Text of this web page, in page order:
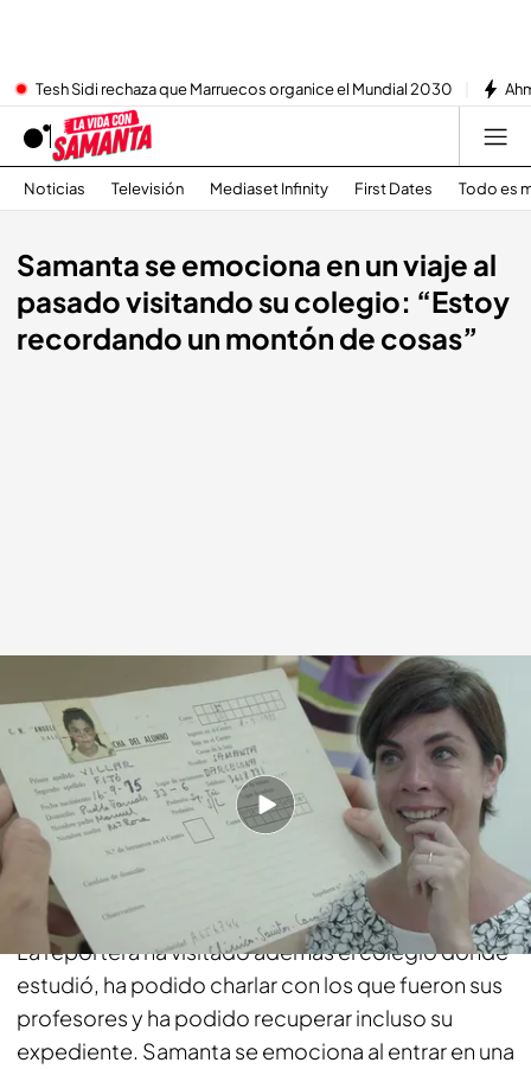
Tesh Sidi rechaza que Marruecos organice el Mundial 2030
Noticias Televisión Mediaset Infinity First Dates Todo es
Samanta se emociona en un viaje al
pasado visitando su colegio: “Estoy
recordando un montón de cosas”
cuatro.com
28 ENE 2019 - 23:22h.
Compartir
En una vuelta al pasado, Samanta Villar ha
regresado al barrio que la vio crecer en Valencia.
La reportera ha visitado además el colegio donde
estudió, ha podido charlar con los que fueron sus
profesores y ha podido recuperar incluso su
expediente. Samanta se emociona al entrar en una